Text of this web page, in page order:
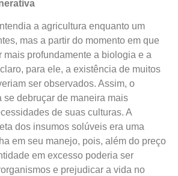
a agricultura enquanto um
mas a partir do momento em que
mais profundamente a biologia e a
para ele, a existência de muitos
ser observados. Assim, o
se debruçar de maneira mais
de suas culturas. A
dos insumos solúveis era uma
em seu manejo, pois, além do preço
em excesso poderia ser
e prejudicar a vida no